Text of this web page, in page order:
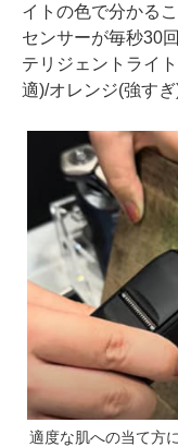
イトの色で分かる
センサーが毎秒30
テリジェントライ
適)/オレンジ(強す
適度な肌への当て方